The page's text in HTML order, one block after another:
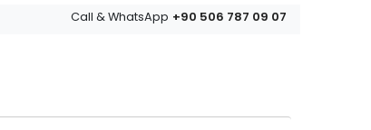
Call & WhatsApp +90 506 787 09 07